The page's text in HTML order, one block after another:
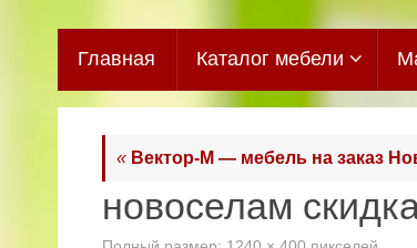
Главная Каталог мебели
« Вектор-М — мебель на заказ
новоселам